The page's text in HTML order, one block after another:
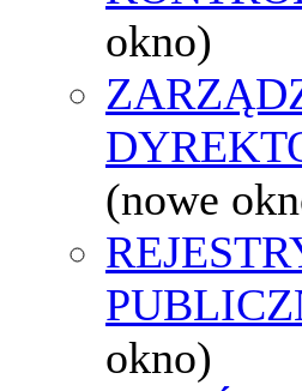
okno)
(nowe
okno)